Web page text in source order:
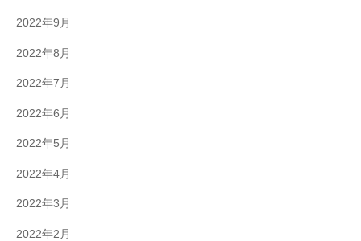
2022年9月
2022年8月
2022年7月
2022年6月
2022年5月
2022年4月
2022年3月
2022年2月